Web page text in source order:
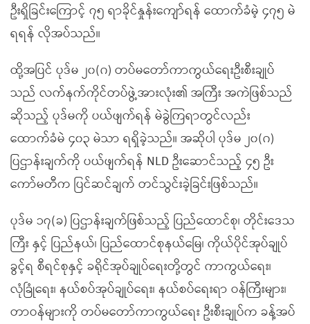
ဦးရှိခြင်းကြောင့် ၇၅ ရာခိုင်နှုန်းကျော်ရန် ထောက်ခံမဲ့ ၄၇၅ မဲ
ရရန် လိုအပ်သည်။
ထို့အပြင် ပုဒ်မ ၂၀(ဂ) တပ်မတော်ကာကွယ်ရေးဦးစီးချုပ်
သည် လက်နက်ကိုင်တပ်ဖွဲ့အားလုံး၏ အကြီး အကဲဖြစ်သည်
ဆိုသည့် ပုဒ်မကို ပယ်ဖျက်ရန် မဲခွဲကြရာတွင်လည်း
ထောက်ခံမဲ ၄၀၃ မဲသာ ရရှိခဲ့သည်။ အဆိုပါ ပုဒ်မ ၂၀(ဂ)
ပြဌာန်းချက်ကို ပယ်ဖျက်ရန် NLD ဦးဆောင်သည့် ၄၅ ဦး
ကော်မတီက ပြင်ဆင်ချက် တင်သွင်းခဲ့ခြင်းဖြစ်သည်။
ပုဒ်မ ၁၇(ခ) ပြဌာန်းချက်ဖြစ်သည့် ပြည်ထောင်စု၊ တိုင်းဒေသ
ကြီး နှင့် ပြည်နယ်၊ ပြည်ထောင်စုနယ်မြေ၊ ကိုယ်ပိုင်အုပ်ချုပ်
ခွင့်ရ စီရင်စုနှင့် ခရိုင်အုပ်ချုပ်ရေးတို့တွင် ကာကွယ်ရေး၊
လုံခြုံရေး၊ နယ်စပ်အုပ်ချုပ်ရေး၊ နယ်စပ်ရေးရာ ဝန်ကြီးများ၊
တာဝန်များကို တပ်မတော်ကာကွယ်ရေး ဦးစီးချုပ်က ခန့်အပ်